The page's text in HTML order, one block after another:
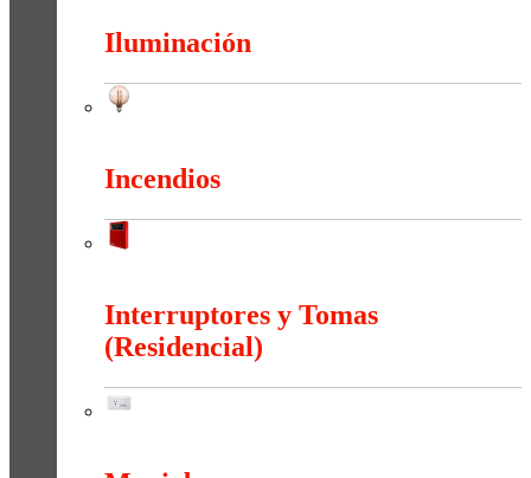
Iluminación
Incendios
Interruptores y Tomas
(Residencial)